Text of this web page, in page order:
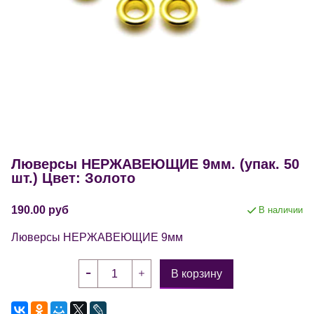
Люверсы НЕРЖАВЕЮЩИЕ 9мм. (упак. 50
шт.) Цвет: Золото
190.00 руб В наличии
Люверсы НЕРЖАВЕЮЩИЕ 9мм
В корзину